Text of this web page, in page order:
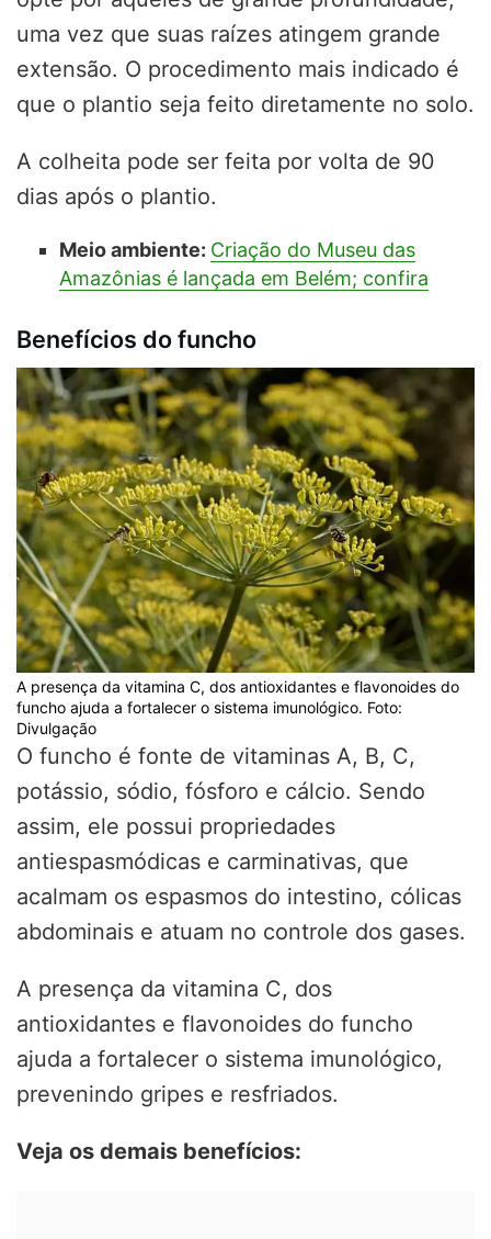
uma vez que suas raízes atingem grande
extensão. O procedimento mais indicado é
que o plantio seja feito diretamente no solo.
A colheita pode ser feita por volta de 90
dias após o plantio.
Meio ambiente: Criação do Museu das
Amazônias é lançada em Belém; confira
Benefícios do funcho
A presença da vitamina C, dos antioxidantes e flavonoides do
funcho ajuda a fortalecer o sistema imunológico. Foto:
Divulgação
O funcho é fonte de vitaminas A, B, C,
potássio, sódio, fósforo e cálcio. Sendo
assim, ele possui propriedades
antiespasmódicas e carminativas, que
acalmam os espasmos do intestino, cólicas
abdominais e atuam no controle dos gases.
A presença da vitamina C, dos
antioxidantes e flavonoides do funcho
ajuda a fortalecer o sistema imunológico,
prevenindo gripes e resfriados.
Veja os demais benefícios: